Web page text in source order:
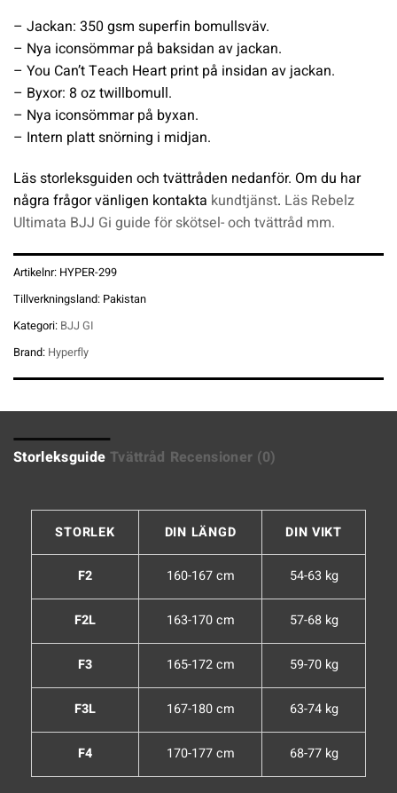
– Jackan: 350 gsm superfin bomullsväv.
– Nya iconsömmar på baksidan av jackan.
– You Can’t Teach Heart print på insidan av jackan.
– Byxor: 8 oz twillbomull.
– Nya iconsömmar på byxan.
– Intern platt snörning i midjan.
Läs storleksguiden och tvättråden nedanför. Om du har
några frågor vänligen kontakta kundtjänst. Läs Rebelz
Ultimata BJJ Gi guide för skötsel- och tvättråd mm.
Artikelnr: HYPER-299
Tillverkningsland: Pakistan
Kategori: BJJ GI
Brand: Hyperfly
Storleksguide Tvättråd Recensioner (0)
STORLEK DIN LÄNGD DIN VIKT
F2 160-167 cm 54-63 kg
F2L 163-170 cm 57-68 kg
F3 165-172 cm 59-70 kg
F3L 167-180 cm 63-74 kg
F4 170-177 cm 68-77 kg